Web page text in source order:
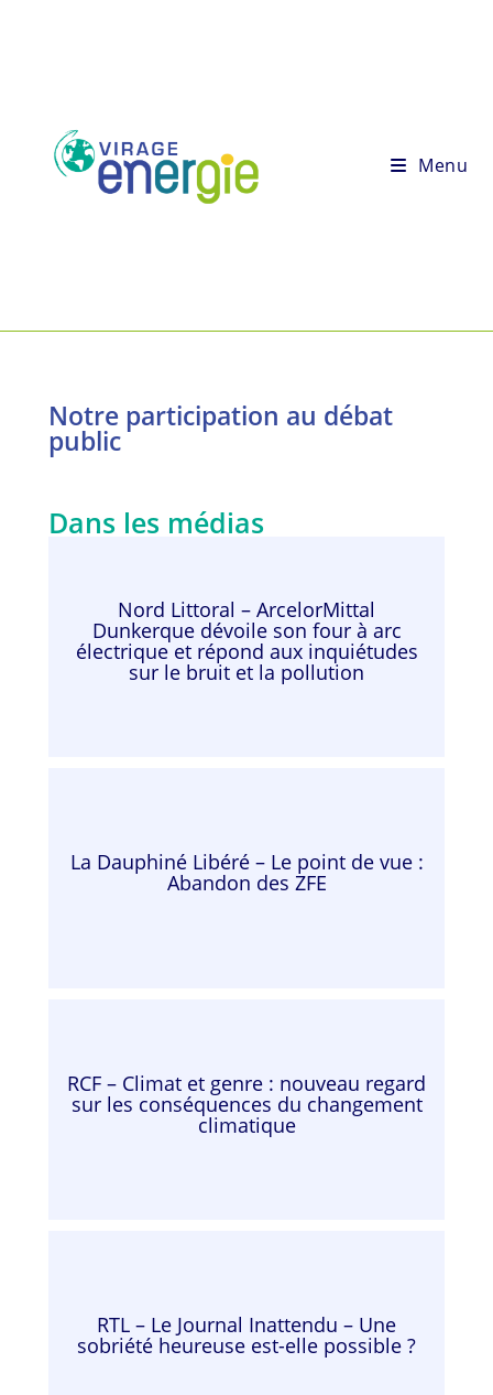
Menu
Notre participation au débat
public
Dans les médias
Nord Littoral – ArcelorMittal
Dunkerque dévoile son four à arc
électrique et répond aux inquiétudes
sur le bruit et la pollution
La Dauphiné Libéré – Le point de vue :
Abandon des ZFE
RCF – Climat et genre : nouveau regard
sur les conséquences du changement
climatique
RTL – Le Journal Inattendu – Une
sobriété heureuse est-elle possible ?